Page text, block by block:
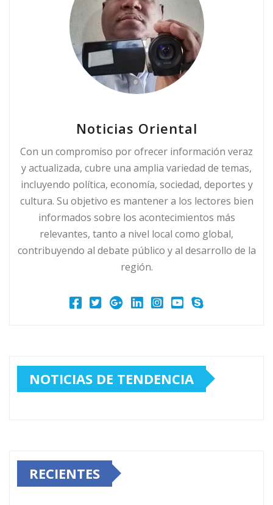
Noticias Oriental
Con un compromiso por ofrecer información veraz
y actualizada, cubre una amplia variedad de temas,
incluyendo política, economía, sociedad, deportes y
cultura. Su objetivo es mantener a los lectores bien
informados sobre los acontecimientos más
relevantes, tanto a nivel local como global,
contribuyendo al debate público y al desarrollo de la
región.
NOTICIAS DE TENDENCIA
RECIENTES